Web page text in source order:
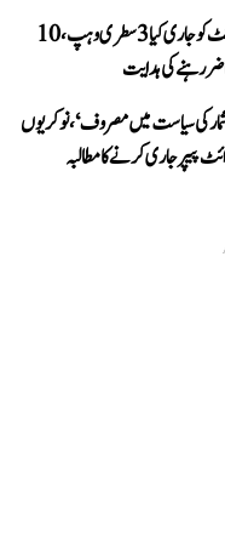
کانگریس نے پارٹی اراکین پارلیمنٹ کو جاری کیا 3 سطری وہپ، 10
کی سیاست میں مصروف‘، نوکریوں
پیپر جاری کرنے کا مطالبہ